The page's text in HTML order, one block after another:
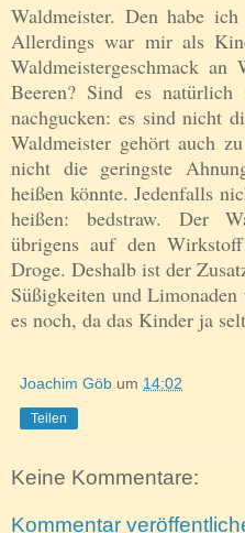
Waldmeister. Den habe
Allerdings war mir als
Waldmeistergeschmack
Beeren? Sind es
nachgucken: es sind nicht
Waldmeister gehört auch
nicht die geringste
heißen könnte. Jedenfalls
heißen: bedstraw. Der
übrigens auf den
Droge. Deshalb ist der
Süßigkeiten und
es noch, da das Kinder ja
Joachim Göb um 14:02
Teilen
Keine Kommentare:
Kommentar